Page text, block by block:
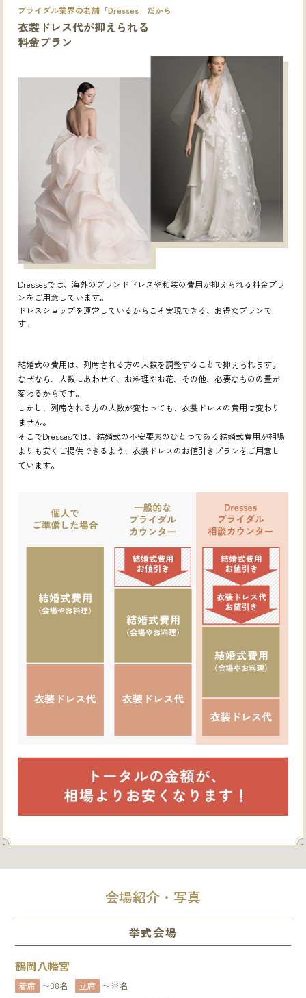
ブライダル業界の老舗「Dresses」だから
衣裳ドレス代が抑えられる
料金プラン
Dressesでは、海外のブランドドレスや和装の費用が抑えられる料金プラ
ンをご用意しています。
ドレスショップを運営しているからこそ実現できる、お得なプランで
す。
結婚式の費用は、列席される方の人数を調整することで抑えられます。
なぜなら、人数にあわせて、お料理やお花、その他、必要なものの量が
変わるからです。
しかし、列席される方の人数が変わっても、衣裳ドレスの費用は変わり
ません。
そこでDressesでは、結婚式の不安要素のひとつである結婚式費用が相場
よりも安くご提供できるよう、衣裳ドレスのお値引きプランをご用意し
ています。
会場紹介・写真
挙式会場
鶴岡八幡宮
着席 〜38名 立席 〜※名